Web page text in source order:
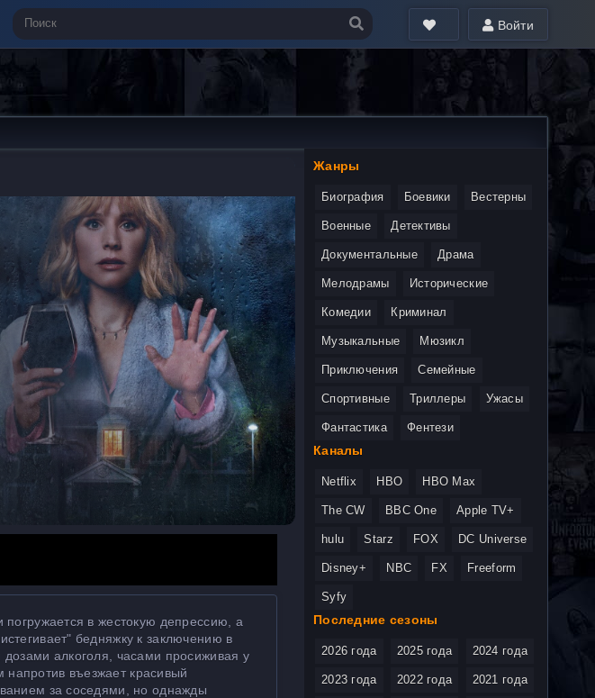
Войти
погружается в жестокую депрессию, а
бедняжку к заключению в
алкоголя, часами просиживая у
въезжает красивый
за соседями, но однажды
Жанры
Биография Боевики Вестерны
Военные Детективы
Документальные Драма
Мелодрамы Исторические
Комедии Криминал
Музыкальные Мюзикл
Приключения Семейные
Спортивные Триллеры Ужасы
Фантастика Фентези
Каналы
Netflix HBO HBO Max
The CW BBC One Apple TV+
hulu Starz FOX DC Universe
Disney+ NBC FX Freeform
Syfy
Последние сезоны
2026 года 2025 года 2024 года
2023 года 2022 года 2021 года